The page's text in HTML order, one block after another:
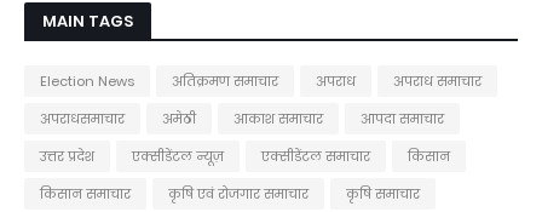
MAIN TAGS
Election News अतिक्रमण समाचार अपराध
अपराध समाचार
अपराधसमाचार
अमेठी आकाश समाचार
आपदा समाचार
उत्तर प्रदेश
एक्सीडेंटल न्यूज़ एक्सीडेंटल समाचार
किसान
किसान समाचार
कृषि एवं रोजगार समाचार
कृषि समाचार